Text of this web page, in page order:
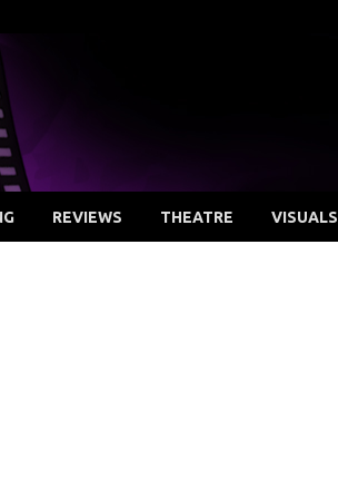
REVIEWS THEATRE VISUALS